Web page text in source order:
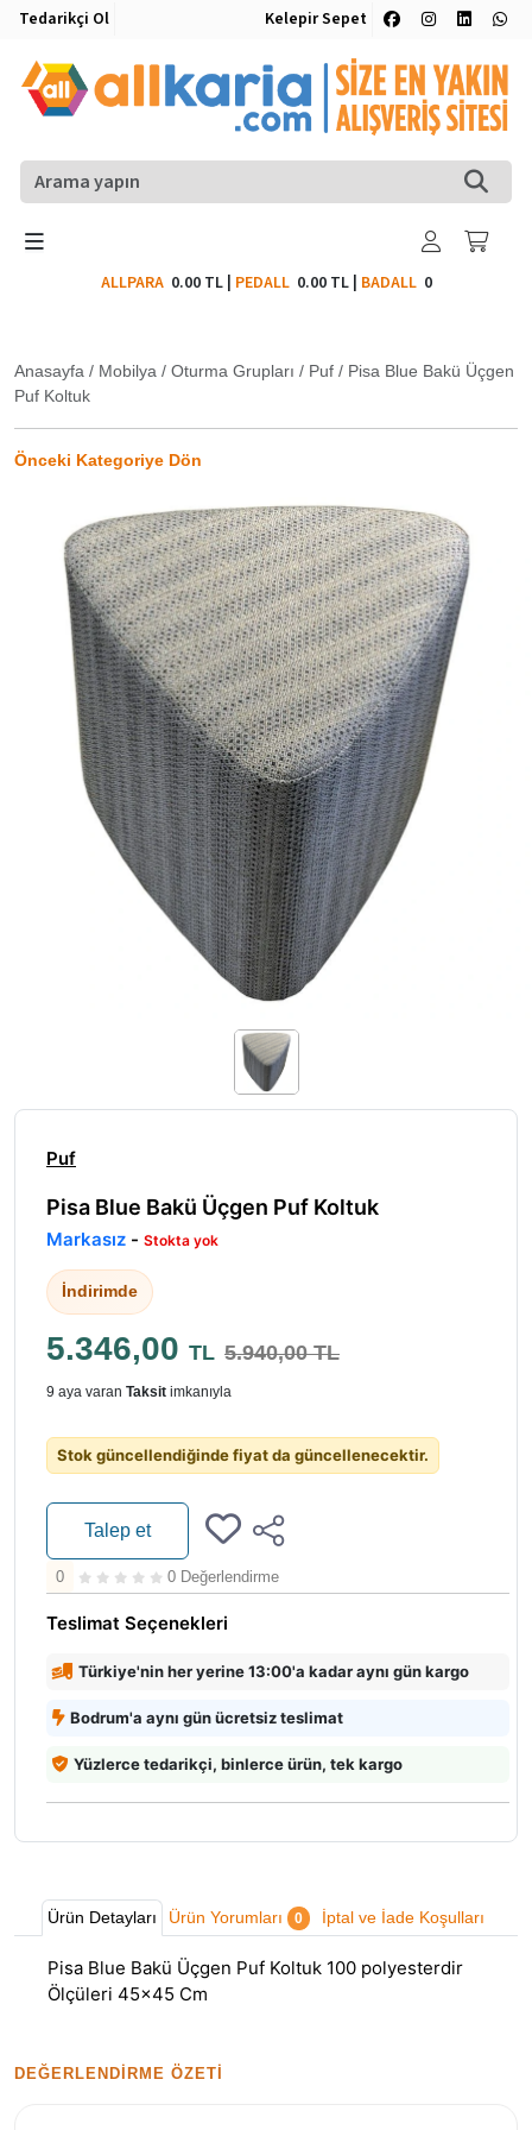
Tedarikçi Ol Kelepir Sepet
ALLPARA 0.00 TL| PEDALL 0.00 TL| BADALL0
Anasayfa / Mobilya / Oturma Grupları / Puf / Pisa Blue Bakü Üçgen
Puf Koltuk
Önceki Kategoriye Dön
Puf
Pisa Blue Bakü Üçgen Puf Koltuk
Markasız - Stokta yok
İndirimde
5.346,00 TL 5.940,00 TL
9 aya varan Taksit imkanıyla
Stok güncellendiğinde fiyat da güncellenecektir.
Talep et
0 0 Değerlendirme
Teslimat Seçenekleri
Türkiye'nin her yerine 13:00'a kadar aynı gün kargo
Bodrum'a aynı gün ücretsiz teslimat
Yüzlerce tedarikçi, binlerce ürün, tek kargo
Ürün Detayları Ürün Yorumları 0 İptal ve İade Koşulları
Pisa Blue Bakü Üçgen Puf Koltuk 100 polyesterdir
Ölçüleri 45x45 Cm
DEĞERLENDIRME ÖZETI